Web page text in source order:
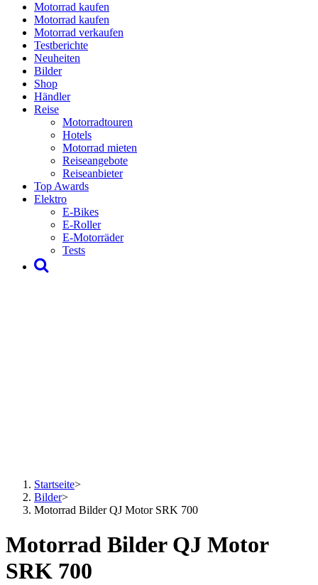
Motorrad kaufen
Motorrad kaufen
Motorrad verkaufen
Testberichte
Neuheiten
Bilder
Shop
Händler
Reise
Motorradtouren
Hotels
Motorrad mieten
Reiseangebote
Reiseanbieter
Top Awards
Elektro
E-Bikes
E-Roller
E-Motorräder
Tests
Startseite>
Bilder>
Motorrad Bilder QJ Motor SRK 700
Motorrad Bilder QJ Motor
SRK 700